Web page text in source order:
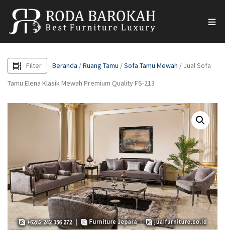
Filter Beranda /Ruang Tamu /Sofa Tamu Mewah / Jual Sofa
Tamu Elena Klasik Mewah Premium Quality FS-213